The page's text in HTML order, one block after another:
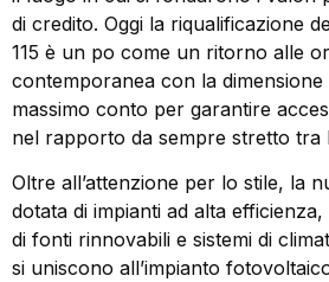
di credito. Oggi la riqualificazione
115 è un po come un ritorno alle
contemporanea con la
massimo conto per garantire
nel rapporto da sempre stretto tra
Oltre all’attenzione per lo stile, la
dotata di impianti ad alta
di fonti rinnovabili e sistemi di
si uniscono all’impianto